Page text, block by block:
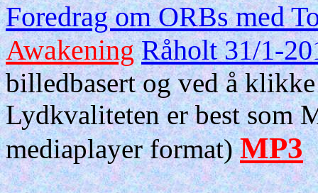
Foredrag om ORBs med
Awakening Råholt 31/1-
billedbasert og ved å
Lydkvaliteten er best som
mediaplayer format)MP3